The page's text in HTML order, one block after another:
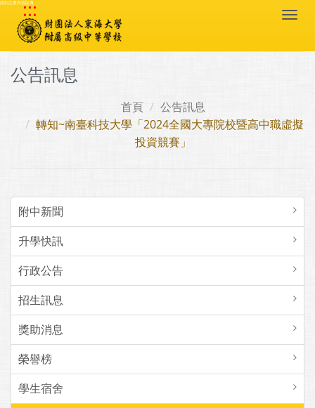
跳到主要內容區塊
:::
公告訊息
首頁
公告訊息
轉知~南臺科技大學「2024全國大專院校暨高中職虛擬
投資競賽」
附中新聞
升學快訊
行政公告
招生訊息
獎助消息
榮譽榜
學生宿舍